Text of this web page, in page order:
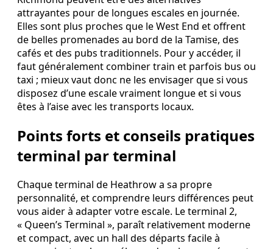
attrayantes pour de longues escales en journée.
Elles sont plus proches que le West End et offrent
de belles promenades au bord de la Tamise, des
cafés et des pubs traditionnels. Pour y accéder, il
faut généralement combiner train et parfois bus ou
taxi ; mieux vaut donc ne les envisager que si vous
disposez d’une escale vraiment longue et si vous
êtes à l’aise avec les transports locaux.
Points forts et conseils pratiques
terminal par terminal
Chaque terminal de Heathrow a sa propre
personnalité, et comprendre leurs différences peut
vous aider à adapter votre escale. Le terminal 2,
« Queen’s Terminal », paraît relativement moderne
et compact, avec un hall des départs facile à